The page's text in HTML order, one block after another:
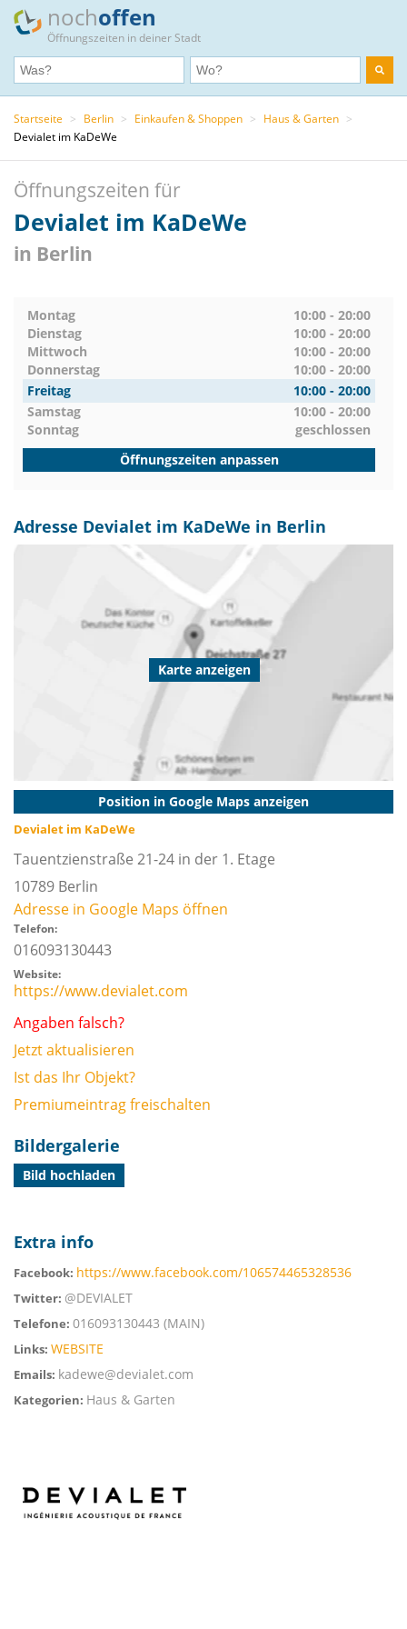
nochoffen
Öffnungszeiten in deiner Stadt
Startseite > Berlin > Einkaufen & Shoppen > Haus & Garten >
Devialet im KaDeWe
Öffnungszeiten für
Devialet im KaDeWe
in Berlin
Montag
10:00 - 20:00
Dienstag
10:00 - 20:00
Mittwoch
10:00 - 20:00
Donnerstag
10:00 - 20:00
Freitag
10:00 - 20:00
Samstag
10:00 - 20:00
Sonntag
geschlossen
Öffnungszeiten anpassen
Adresse Devialet im KaDeWe in Berlin
Karte anzeigen
Position in Google Maps anzeigen
Devialet im KaDeWe
Tauentzienstraße 21-24 in der 1. Etage
10789 Berlin
Adresse in Google Maps öffnen
Telefon:
016093130443
Website:
https://www.devialet.com
Angaben falsch?
Jetzt aktualisieren
Ist das Ihr Objekt?
Premiumeintrag freischalten
Bildergalerie
Bild hochladen
Extra info
Facebook: https://www.facebook.com/106574465328536
Twitter: @DEVIALET
Telefone: 016093130443 (MAIN)
Links: WEBSITE
Emails: kadewe@devialet.com
Kategorien: Haus & Garten